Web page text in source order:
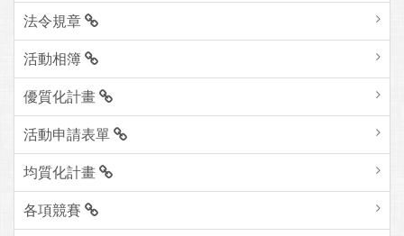
法令規章
活動相簿
優質化計畫
活動申請表單
均質化計畫
各項競賽